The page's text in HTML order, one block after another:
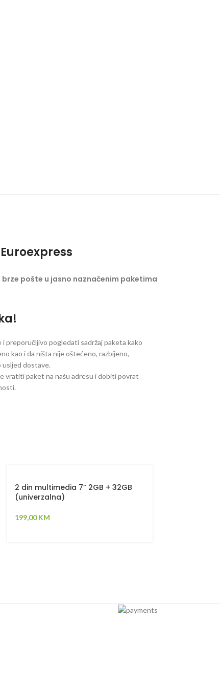
pošte u jasno naznačenim paketima
preporučljivo pogledati sadržaj paketa kako
kao i da ništa nije oštećeno, razbijeno,
usljed dostave.
vratiti paket na našu adresu i dobiti povrat
2 din multimedia 7” 2GB + 32GB
(univerzalna)
199,00KM